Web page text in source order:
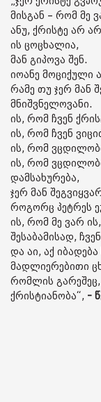
მისგან – რომ მე
ანუ, ქრისტე არ
ის ცოცხალია,
მან გიპოვა შენ.
იოანე მოციქული
რამე თუ ჯერ მან
მნიშვნელოვანი.
ის, რომ ჩვენ
ის, რომ ჩვენ
ის, რომ
ის, რომ
დამსახურება,
ჯერ მან
როგორც პეტრეს
ის, რომ მე ვარ
შესაბამისად,
და აი, აქ
მადლიერებითი
რომლის
ქრისტიანობა“, -